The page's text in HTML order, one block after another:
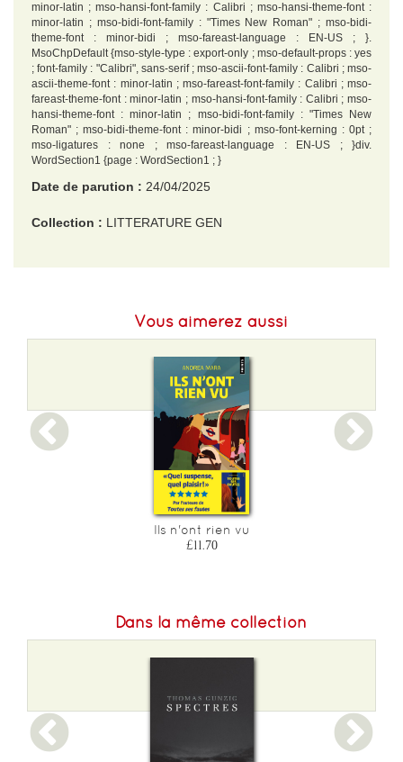
minor-latin ; mso-hansi-font-family : Calibri ; mso-hansi-theme-font :
minor-latin ; mso-bidi-font-family : "Times New Roman" ; mso-bidi-
theme-font : minor-bidi ; mso-fareast-language : EN-US ; }.
MsoChpDefault {mso-style-type : export-only ; mso-default-props : yes
; font-family : "Calibri", sans-serif ; mso-ascii-font-family : Calibri ; mso-
ascii-theme-font : minor-latin ; mso-fareast-font-family : Calibri ; mso-
fareast-theme-font : minor-latin ; mso-hansi-font-family : Calibri ; mso-
hansi-theme-font : minor-latin ; mso-bidi-font-family : "Times New
Roman" ; mso-bidi-theme-font : minor-bidi ; mso-font-kerning : 0pt ;
mso-ligatures : none ; mso-fareast-language : EN-US ; }div.
WordSection1 {page : WordSection1 ; }
Date de parution : 24/04/2025
Collection : LITTERATURE GEN
Vous aimerez aussi
Ils n'ont rien vu
£11.70
Dans la même collection